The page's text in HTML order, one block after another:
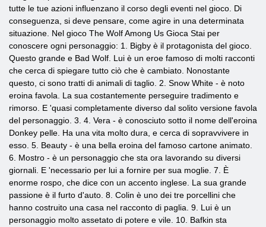
tutte le tue azioni influenzano il corso degli eventi nel gioco. Di
conseguenza, si deve pensare, come agire in una determinata
situazione. Nel gioco The Wolf Among Us Gioca Stai per
conoscere ogni personaggio: 1. Bigby è il protagonista del gioco.
Questo grande e Bad Wolf. Lui è un eroe famoso di molti racconti
che cerca di spiegare tutto ciò che è cambiato. Nonostante
questo, ci sono tratti di animali di taglio. 2. Snow White - è noto
eroina favola. La sua costantemente perseguire tradimento e
rimorso. E 'quasi completamente diverso dal solito versione favola
del personaggio. 3. 4. Vera - è conosciuto sotto il nome dell'eroina
Donkey pelle. Ha una vita molto dura, e cerca di sopravvivere in
esso. 5. Beauty - è una bella eroina del famoso cartone animato.
6. Mostro - è un personaggio che sta ora lavorando su diversi
giornali. E 'necessario per lui a fornire per sua moglie. 7. È
enorme rospo, che dice con un accento inglese. La sua grande
passione è il furto d'auto. 8. Colin è uno dei tre porcellini che
hanno costruito una casa nel racconto di paglia. 9. Lui è un
personaggio molto assetato di potere e vile. 10. Bafkin sta